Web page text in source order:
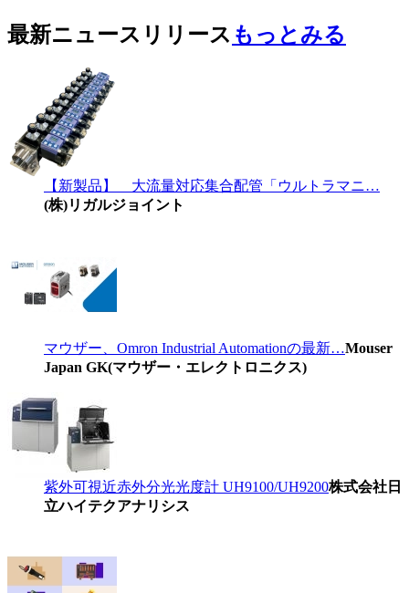
最新ニュースリリース もっとみる
【新製品】 大流量対応集合配管「ウルトラマニ…
(株)リガルジョイント
マウザー、Omron Industrial Automationの最新…Mouser
Japan GK(マウザー・エレクトロニクス)
紫外可視近赤外分光光度計 UH9100/UH9200株式会社日
立ハイテクアナリシス